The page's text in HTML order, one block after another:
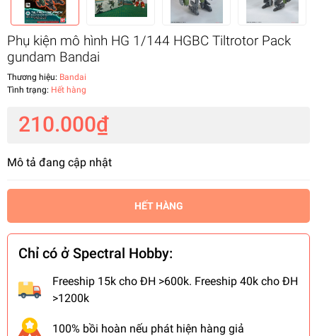
Phụ kiện mô hình HG 1/144 HGBC Tiltrotor Pack
gundam Bandai
Thương hiệu: Bandai
Tình trạng: Hết hàng
210.000₫
Mô tả đang cập nhật
HẾT HÀNG
Chỉ có ở Spectral Hobby:
Freeship 15k cho ĐH >600k. Freeship 40k cho ĐH
>1200k
100% bồi hoàn nếu phát hiện hàng giả